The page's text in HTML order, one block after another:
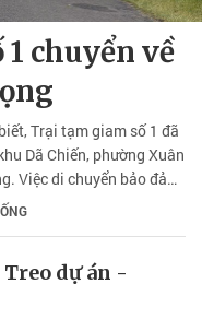
chuyển về
Trại tạm giam số 1 đã
Dã Chiến, phường Xuân
Việc di chuyển bảo đảm
tác quản lý, giam giữ.
dự án -